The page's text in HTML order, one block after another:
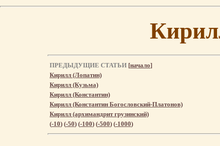
ПРЕДЫДУЩИЕ СТАТЬИ [начало]
Кирилл (Лопатин)
Кирилл (Кузьма)
Кирилл (Константин)
Кирилл (Константин Богословский-Платонов)
Кирилл (архимандрит грузинский)
(-10) (-50) (-100) (-500) (-1000)